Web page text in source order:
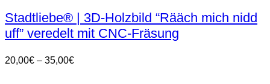
weist
mehrere
Varianten
Die
Optionen
Stadtliebe® | 3D-Holzbild “Rääch mich nidd
uff” veredelt mit CNC-Fräsung
20,00€ – 35,00€Preisspanne: